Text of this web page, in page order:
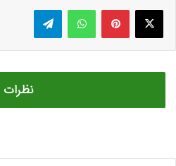
ایکس پینتریستواتس آپ تلگرام
نظرات